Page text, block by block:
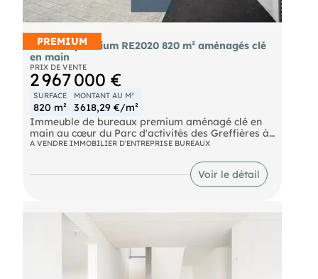
PREMIUM
Bureaux premium RE2020 820 m² aménagés clé
en main
PRIX DE VENTE
2 967 000 €
SURFACE
820 m²
MONTANT AU M²
3 618,29 €/m²
Immeuble de bureaux premium aménagé clé en
main au cœur du Parc d'activités des Greffières à
Lagord, à 3 minutes de La Rochelle. 820 m² sur
annexe indépendant de 44 m². Conformité
RE2020, architecture contemporaine, prestations
RDC : salle de réunion divisible en 3 volumes de 50
m² avec entrées extérieures indépendantes (baies
vitrées pliantes accordéon avec seuils PMR),
bureau open space, 1 bureau fermé, sanitaires
PMR carrelés toute hauteur. HSP jusqu'à 4,00 m.
A VENDRE IMMOBILIER D'ENTREPRISE BUREAUX
Voir le détail